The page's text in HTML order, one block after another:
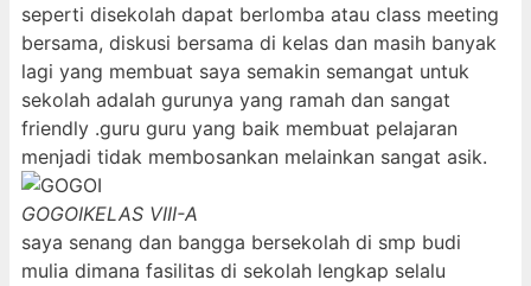
seperti disekolah dapat berlomba atau class meeting
bersama, diskusi bersama di kelas dan masih banyak
lagi yang membuat saya semakin semangat untuk
sekolah adalah gurunya yang ramah dan sangat
friendly .guru guru yang baik membuat pelajaran
menjadi tidak membosankan melainkan sangat asik.
GOGOIKELAS VIII-A
saya senang dan bangga bersekolah di smp budi
mulia dimana fasilitas di sekolah lengkap selalu